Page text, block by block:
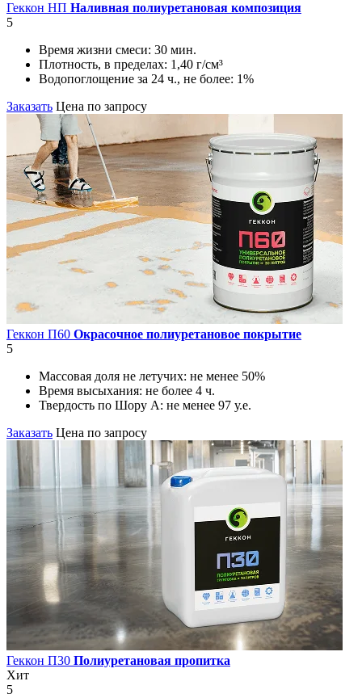
Геккон НП Наливная полиуретановая композиция
5
Время жизни смеси: 30 мин.
Плотность, в пределах: 1,40 г/см³
Водопоглощение за 24 ч., не более: 1%
Заказать Цена по запросу
Геккон П60 Окрасочное полиуретановое покрытие
5
Массовая доля не летучих: не менее 50%
Время высыхания: не более 4 ч.
Твердость по Шору А: не менее 97 у.е.
Заказать Цена по запросу
Геккон П30 Полиуретановая пропитка
Хит
5